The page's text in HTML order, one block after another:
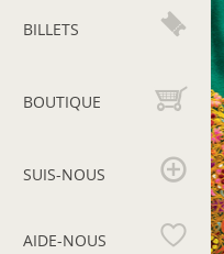
BILLETS
BOUTIQUE
SUIS-NOUS
AIDE-NOUS
la